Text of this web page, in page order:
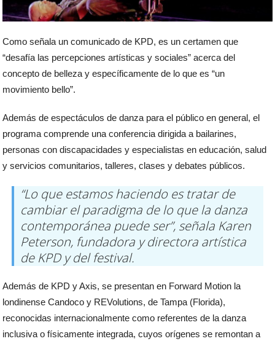
Como señala un comunicado de KPD, es un certamen que
“desafía las percepciones artísticas y sociales” acerca del
concepto de belleza y específicamente de lo que es “un
movimiento bello”.
Además de espectáculos de danza para el público en general, el
programa comprende una conferencia dirigida a bailarines,
personas con discapacidades y especialistas en educación, salud
y servicios comunitarios, talleres, clases y debates públicos.
“Lo que estamos haciendo es tratar de
cambiar el paradigma de lo que la danza
contemporánea puede ser”, señala Karen
Peterson, fundadora y directora artística
de KPD y del festival.
Además de KPD y Axis, se presentan en Forward Motion la
londinense Candoco y REVolutions, de Tampa (Florida),
reconocidas internacionalmente como referentes de la danza
inclusiva o físicamente integrada, cuyos orígenes se remontan a